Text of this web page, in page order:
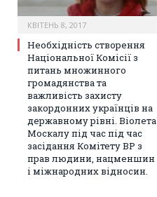
КВІТЕНЬ 8, 2017
Необхідність створення
Національної Комісії з
питань множинного
громадянства та
важливість захисту
закордонних українців на
державному рівні. Віолета
Москалу під час під час
засідання Комітету ВР з
прав людини, нацменшин
і міжнародних відносин.